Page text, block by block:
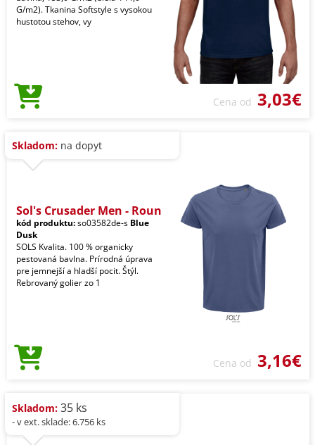
G/m2). Tkanina Softstyle s vysokou
hustotou stehov, vy
Cena od 3,03€
Skladom: na dopyt
Sol's Crusader Men - Roun
kód produktu:so03582de-s Blue
Dusk
SOLS Kvalita. 100 % organicky
pestovaná bavlna. Prírodná úprava
pre jemnejší a hladší pocit. Štýl.
Rebrovaný golier zo 1
Cena od 3,16€
Skladom: 35 ks
- v ext. sklade: 6.756 ks